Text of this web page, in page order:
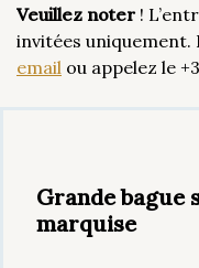
Veuillez noter!
invitées
email ou appelez le
Grande bague
marquise